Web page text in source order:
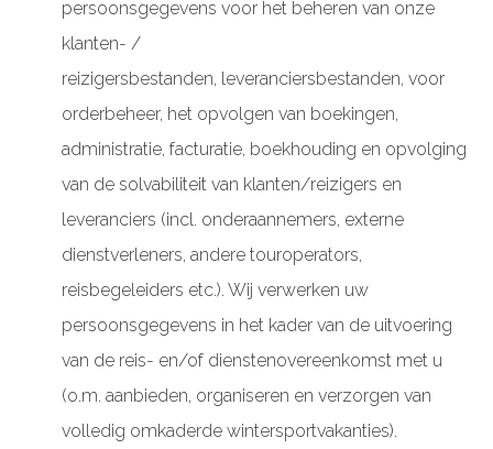
persoonsgegevens voor het beheren van onze
klanten- /
reizigersbestanden, leveranciersbestanden, voor
orderbeheer, het opvolgen van boekingen,
administratie, facturatie, boekhouding en opvolging
van de solvabiliteit van klanten/reizigers en
leveranciers (incl. onderaannemers, externe
dienstverleners, andere touroperators,
reisbegeleiders etc.). Wij verwerken uw
persoonsgegevens in het kader van de uitvoering
van de reis- en/of dienstenovereenkomst met u
(o.m. aanbieden, organiseren en verzorgen van
volledig omkaderde wintersportvakanties).